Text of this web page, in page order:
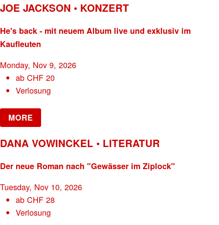
JOE JACKSON • KONZERT
He's back - mit neuem Album live und exklusiv im
Kaufleuten
Monday, Nov 9, 2026
abCHF 20
Verlosung
MORE
DANA VOWINCKEL • LITERATUR
Der neue Roman nach "Gewässer im Ziplock"
Tuesday, Nov 10, 2026
abCHF 28
Verlosung